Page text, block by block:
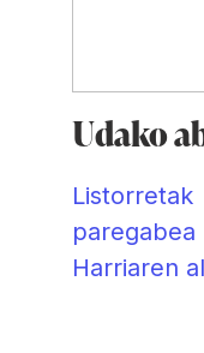
Udako
Harriaren